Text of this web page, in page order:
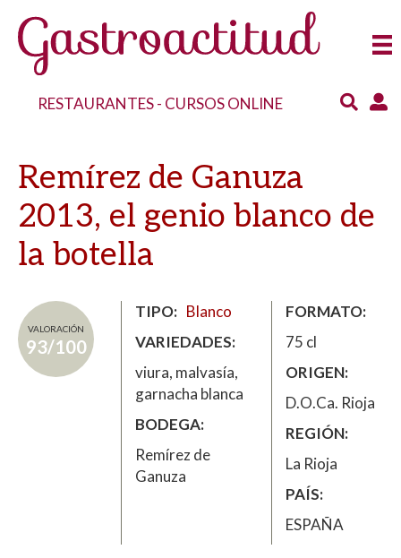
RESTAURANTES- CURSOS ONLINE
Remírez de Ganuza
2013, el genio blanco de
la botella
VALORACIÓN
93/100
TIPO
Blanco
VARIEDADES
viura, malvasía,
garnacha blanca
BODEGA
Remírez de
Ganuza
FORMATO
75 cl
ORIGEN
D.O.Ca. Rioja
REGIÓN
La Rioja
PAÍS
ESPAÑA